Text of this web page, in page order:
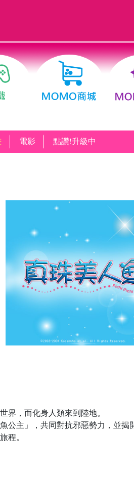
電影 點讚!升級中
，而化身人類來到陸地。
公主」，共同對抗邪惡勢力 ，並揭
程。